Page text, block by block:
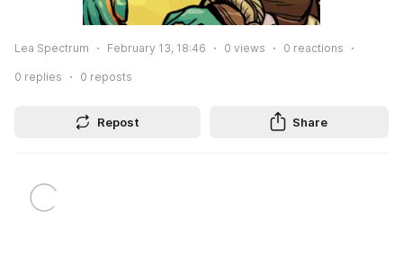
Lea Spectrum February 13, 18:46 0 views 0 reactions
0 replies 0 reposts
Repost Share